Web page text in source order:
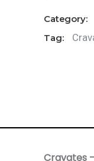
Rose
pailleté
Category:
Tag:
Cravates